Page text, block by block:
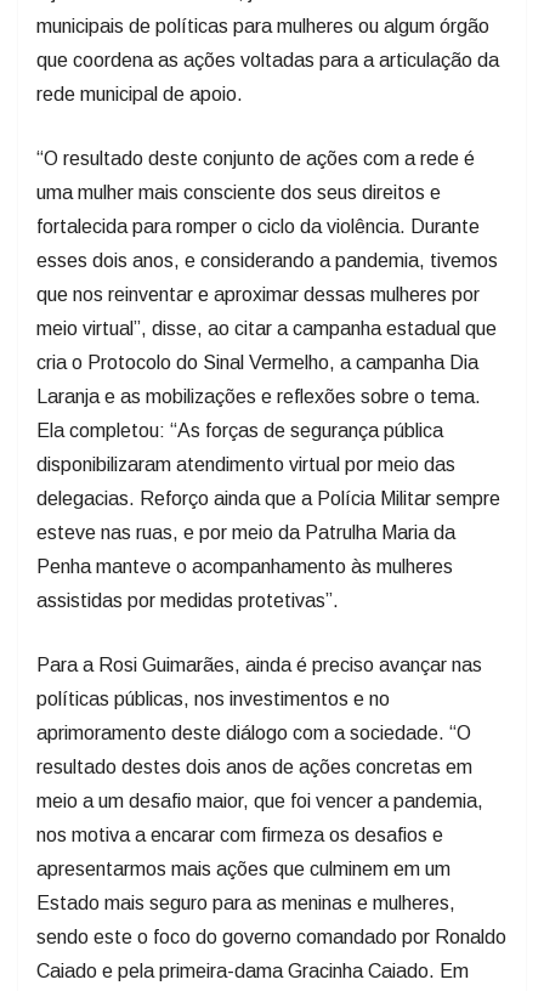
municipais de políticas para mulheres ou algum órgão
que coordena as ações voltadas para a articulação da
rede municipal de apoio.
“O resultado deste conjunto de ações com a rede é
uma mulher mais consciente dos seus direitos e
fortalecida para romper o ciclo da violência. Durante
esses dois anos, e considerando a pandemia, tivemos
que nos reinventar e aproximar dessas mulheres por
meio virtual”, disse, ao citar a campanha estadual que
cria o Protocolo do Sinal Vermelho, a campanha Dia
Laranja e as mobilizações e reflexões sobre o tema.
Ela completou: “As forças de segurança pública
disponibilizaram atendimento virtual por meio das
delegacias. Reforço ainda que a Polícia Militar sempre
esteve nas ruas, e por meio da Patrulha Maria da
Penha manteve o acompanhamento às mulheres
assistidas por medidas protetivas”.
Para a Rosi Guimarães, ainda é preciso avançar nas
políticas públicas, nos investimentos e no
aprimoramento deste diálogo com a sociedade. “O
resultado destes dois anos de ações concretas em
meio a um desafio maior, que foi vencer a pandemia,
nos motiva a encarar com firmeza os desafios e
apresentarmos mais ações que culminem em um
Estado mais seguro para as meninas e mulheres,
sendo este o foco do governo comandado por Ronaldo
Caiado e pela primeira-dama Gracinha Caiado. Em